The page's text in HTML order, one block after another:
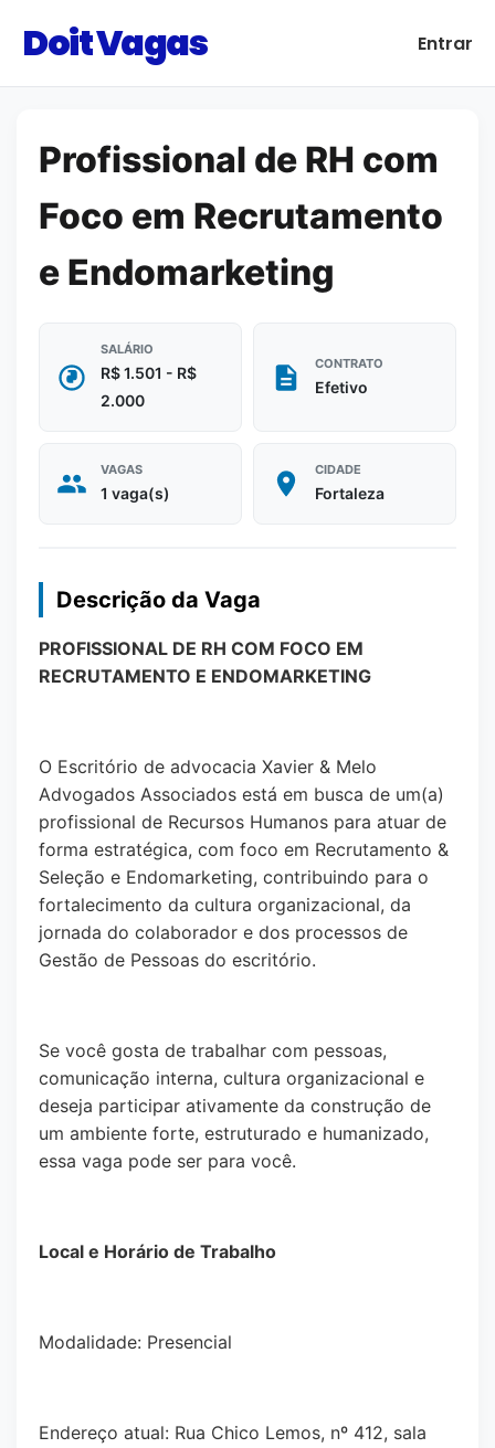
Doit Vagas Entrar
Profissional de RH com
Foco em Recrutamento
e Endomarketing
SALÁRIO
R$ 1.501 - R$
2.000
CONTRATO
Efetivo
VAGAS
1 vaga(s)
CIDADE
Fortaleza
Descrição da Vaga
PROFISSIONAL DE RH COM FOCO EM
RECRUTAMENTO E ENDOMARKETING
O Escritório de advocacia Xavier & Melo
Advogados Associados está em busca de um(a)
profissional de Recursos Humanos para atuar de
forma estratégica, com foco em Recrutamento &
Seleção e Endomarketing, contribuindo para o
fortalecimento da cultura organizacional, da
jornada do colaborador e dos processos de
Gestão de Pessoas do escritório.
Se você gosta de trabalhar com pessoas,
comunicação interna, cultura organizacional e
deseja participar ativamente da construção de
um ambiente forte, estruturado e humanizado,
essa vaga pode ser para você.
Local e Horário de Trabalho
Modalidade: Presencial
Endereço atual: Rua Chico Lemos, nº 412, sala